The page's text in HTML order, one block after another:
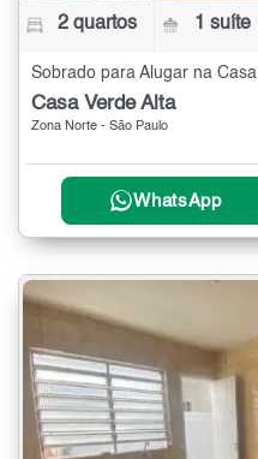
2 quartos 1 suíte
Sobrado para Alugar na
Casa Verde Alta
Zona Norte - São Paulo
WhatsApp